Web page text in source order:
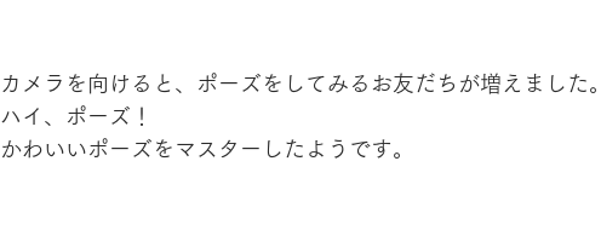
カメラを向けると、ポーズをしてみるお友だちが増えました。
ハイ、ポーズ！
かわいいポーズをマスターしたようです。